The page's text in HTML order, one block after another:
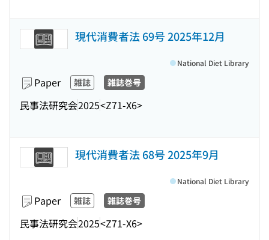
現代消費者法 69号 2025年12月
Paper 雑誌 雑誌巻号
民事法研究会2025<Z71-X6>
National Diet Library
現代消費者法 68号 2025年9月
Paper 雑誌 雑誌巻号
民事法研究会2025<Z71-X6>
National Diet Library